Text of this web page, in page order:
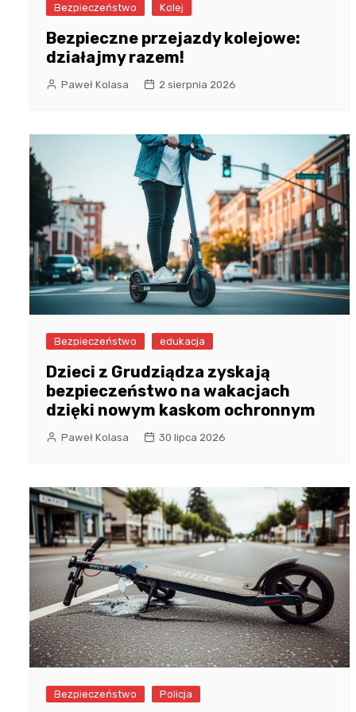
Bezpieczeństwo Kolej
Bezpieczne przejazdy kolejowe:
działajmy razem!
Paweł Kolasa 2 sierpnia 2026
Bezpieczeństwo edukacja
Dzieci z Grudziądza zyskają
bezpieczeństwo na wakacjach
dzięki nowym kaskom ochronnym
Paweł Kolasa 30 lipca 2026
Bezpieczeństwo Policja